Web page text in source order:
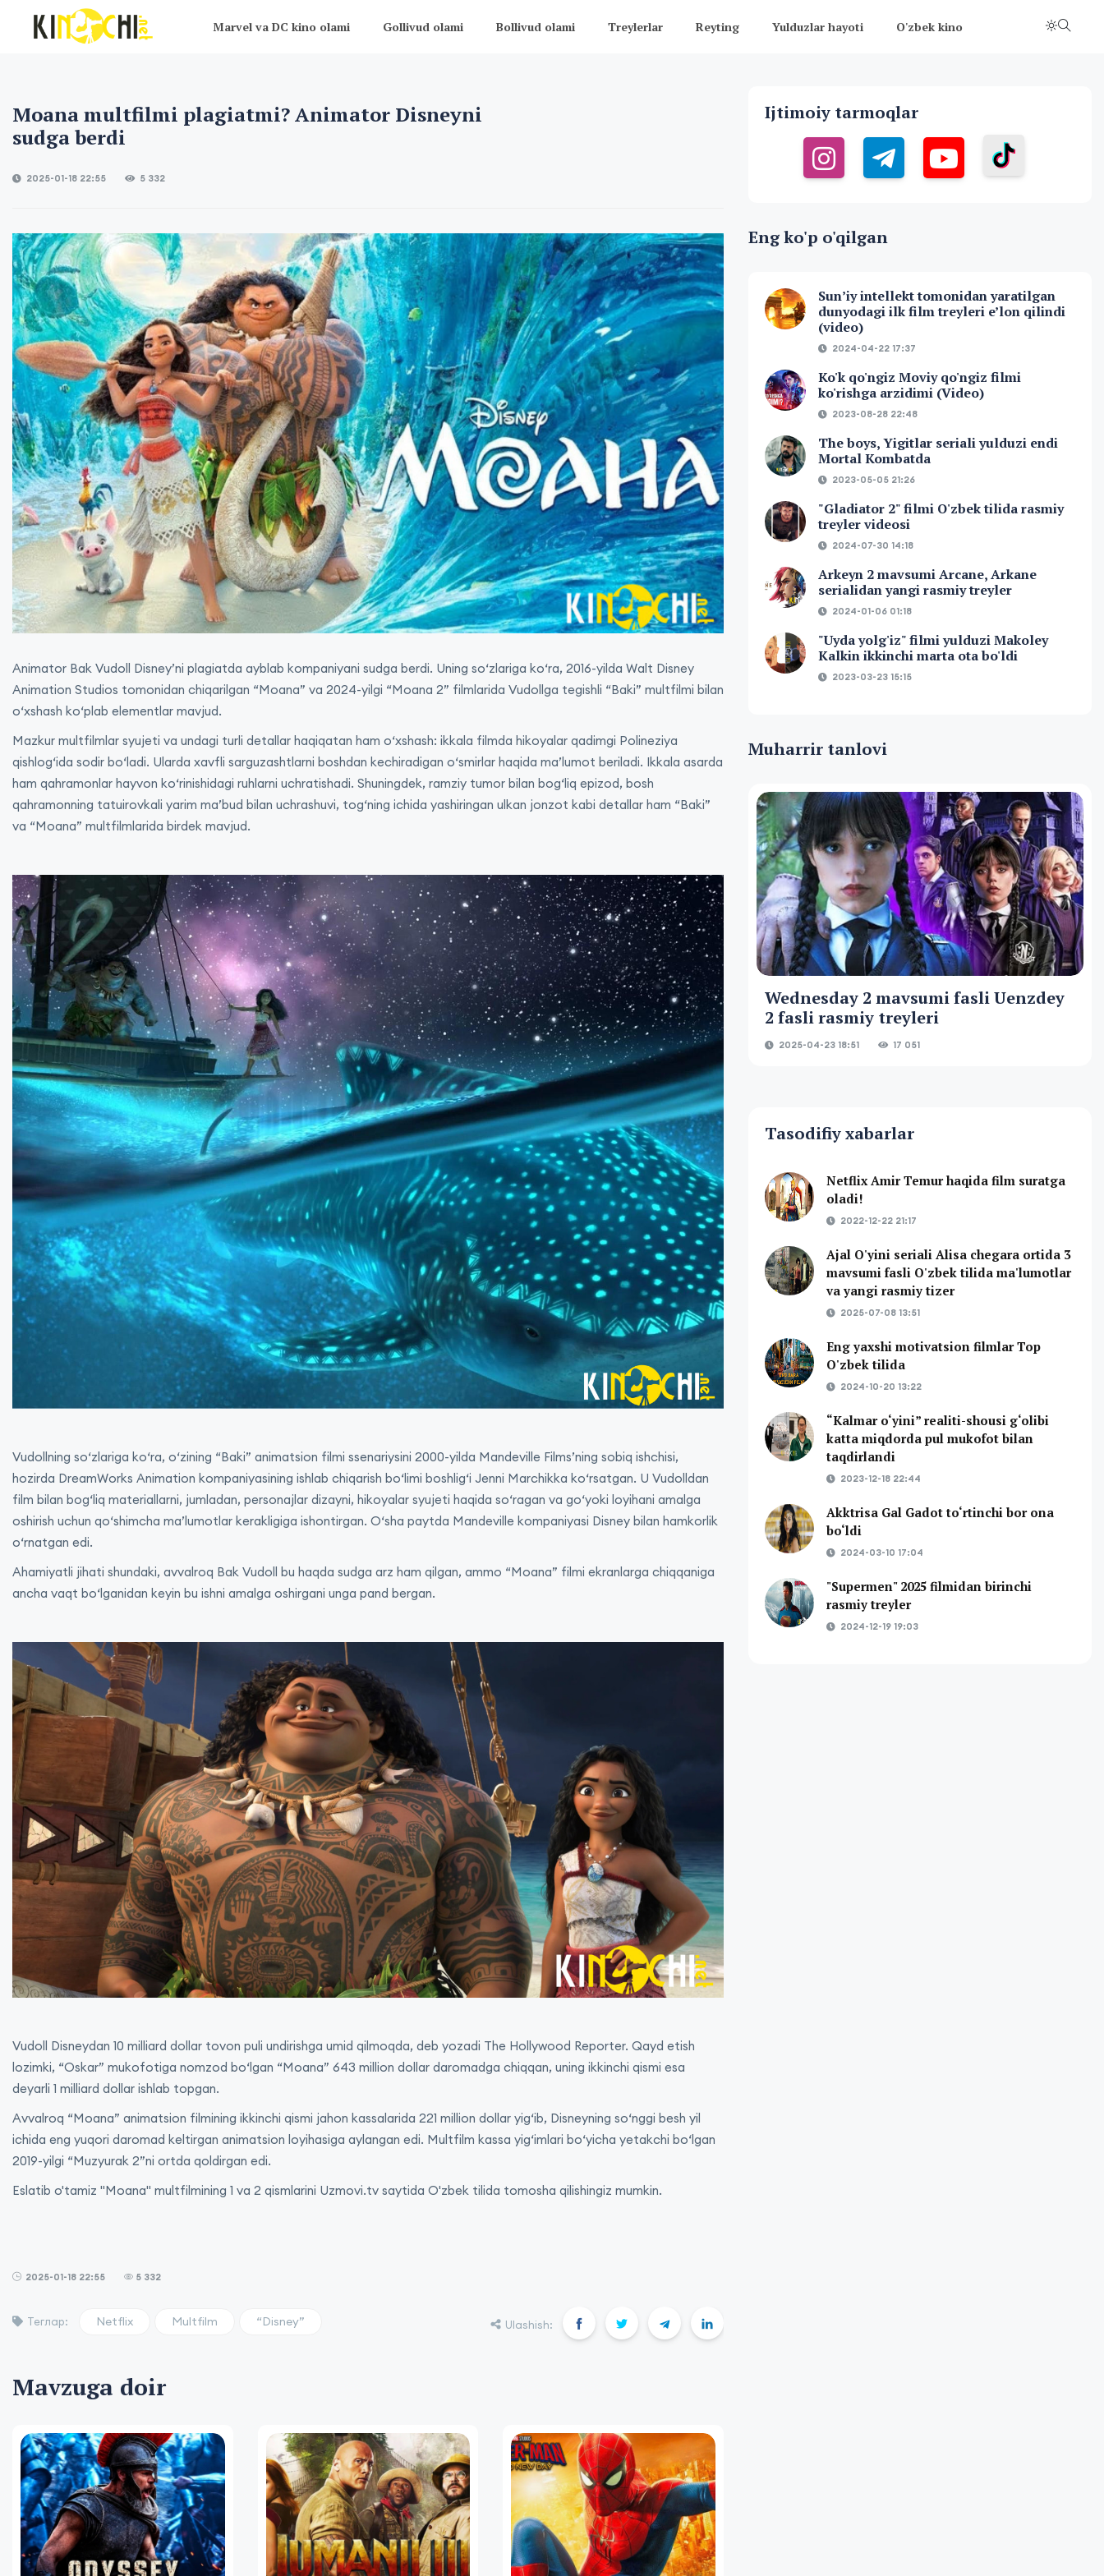
Marvel va DC kino olami Gollivud olami Bollivud olami Treylerlar Reyting Yulduzlar hayoti O'zbek kino
Moana multfilmi plagiatmi? Animator Disneyni
sudga berdi
2025-01-18 22:55 5 332
Animator Bak Vudoll Disney’ni plagiatda ayblab kompaniyani sudga berdi. Uning so‘zlariga ko‘ra, 2016-yilda Walt Disney
Animation Studios tomonidan chiqarilgan “Moana” va 2024-yilgi “Moana 2” filmlarida Vudollga tegishli “Baki” multfilmi bilan
o‘xshash ko‘plab elementlar mavjud.
Mazkur multfilmlar syujeti va undagi turli detallar haqiqatan ham o‘xshash: ikkala filmda hikoyalar qadimgi Polineziya
qishlog‘ida sodir bo‘ladi. Ularda xavfli sarguzashtlarni boshdan kechiradigan o‘smirlar haqida ma’lumot beriladi. Ikkala asarda
ham qahramonlar hayvon ko‘rinishidagi ruhlarni uchratishadi. Shuningdek, ramziy tumor bilan bog‘liq epizod, bosh
qahramonning tatuirovkali yarim ma’bud bilan uchrashuvi, tog‘ning ichida yashiringan ulkan jonzot kabi detallar ham “Baki”
va “Moana” multfilmlarida birdek mavjud.
Vudollning so‘zlariga ko‘ra, o‘zining “Baki” animatsion filmi ssenariysini 2000-yilda Mandeville Films’ning sobiq ishchisi,
hozirda DreamWorks Animation kompaniyasining ishlab chiqarish bo‘limi boshlig‘i Jenni Marchikka ko‘rsatgan. U Vudolldan
film bilan bog‘liq materiallarni, jumladan, personajlar dizayni, hikoyalar syujeti haqida so‘ragan va go‘yoki loyihani amalga
oshirish uchun qo‘shimcha ma’lumotlar kerakligiga ishontirgan. O‘sha paytda Mandeville kompaniyasi Disney bilan hamkorlik
o‘rnatgan edi.
Ahamiyatli jihati shundaki, avvalroq Bak Vudoll bu haqda sudga arz ham qilgan, ammo “Moana” filmi ekranlarga chiqqaniga
ancha vaqt bo‘lganidan keyin bu ishni amalga oshirgani unga pand bergan.
Vudoll Disneydan 10 milliard dollar tovon puli undirishga umid qilmoqda, deb yozadi The Hollywood Reporter. Qayd etish
lozimki, “Oskar” mukofotiga nomzod bo‘lgan “Moana” 643 million dollar daromadga chiqqan, uning ikkinchi qismi esa
deyarli 1 milliard dollar ishlab topgan.
Avvalroq “Moana” animatsion filmining ikkinchi qismi jahon kassalarida 221 million dollar yig‘ib, Disneyning so‘nggi besh yil
ichida eng yuqori daromad keltirgan animatsion loyihasiga aylangan edi. Multfilm kassa yig‘imlari bo‘yicha yetakchi bo‘lgan
2019-yilgi “Muzyurak 2”ni ortda qoldirgan edi.
Eslatib o'tamiz "Moana" multfilmining 1 va 2 qismlarini Uzmovi.tv saytida O'zbek tilida tomosha qilishingiz mumkin.
2025-01-18 22:55 5 332
Теглар: Netflix Multfilm “Disney” Ulashish:
Mavzuga doir
Ijtimoiy tarmoqlar
Eng ko'p o'qilgan
Sun’iy intellekt tomonidan yaratilgan
dunyodagi ilk film treyleri e’lon qilindi
(video)
2024-04-22 17:37
Ko'k qo'ngiz Moviy qo'ngiz filmi
ko'rishga arzidimi (Video)
2023-08-28 22:48
The boys, Yigitlar seriali yulduzi endi
Mortal Kombatda
2023-05-05 21:26
"Gladiator 2" filmi O'zbek tilida rasmiy
treyler videosi
2024-07-30 14:18
Arkeyn 2 mavsumi Arcane, Arkane
serialidan yangi rasmiy treyler
2024-01-06 01:18
"Uyda yolg'iz" filmi yulduzi Makoley
Kalkin ikkinchi marta ota bo'ldi
2023-03-23 15:15
Muharrir tanlovi
Wednesday 2 mavsumi fasli Uenzdey
2 fasli rasmiy treyleri
2025-04-23 18:51 17 051
Tasodifiy xabarlar
Netflix Amir Temur haqida film suratga
oladi!
2022-12-22 21:17
Ajal O'yini seriali Alisa chegara ortida 3
mavsumi fasli O'zbek tilida ma'lumotlar
va yangi rasmiy tizer
2025-07-08 13:51
Eng yaxshi motivatsion filmlar Top
O'zbek tilida
2024-10-20 13:22
“Kalmar o‘yini” realiti-shousi g‘olibi
katta miqdorda pul mukofot bilan
taqdirlandi
2023-12-18 22:44
Akktrisa Gal Gadot to‘rtinchi bor ona
bo‘ldi
2024-03-10 17:04
"Supermen" 2025 filmidan birinchi
rasmiy treyler
2024-12-19 19:03